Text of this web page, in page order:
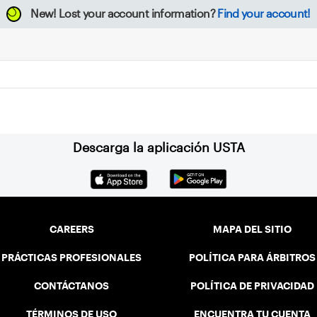
New! Lost your account information? Find your account!
Descarga la aplicación USTA
CAREERS
PRÁCTICAS PROFESIONALES
CONTÁCTANOS
TÉRMINOS DE USO
MAPA DEL SITIO
POLÍTICA PARA ÁRBITROS
POLÍTICA DE PRIVACIDAD
ENCUENTRA TU CUENTA